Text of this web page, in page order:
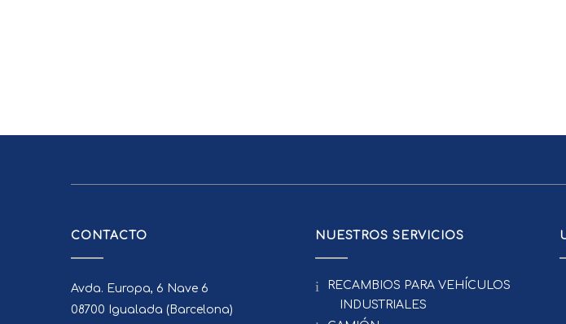
CONTACTO
Avda. Europa, 6 Nave 6
08700 Igualada (Barcelona)
NUESTROS SERVICIOS
RECAMBIOS PARA VEHÍCULOS
INDUSTRIALES